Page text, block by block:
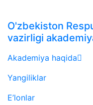
O'zbekiston
vazirligi
Akademiya haqida
Yangiliklar
E’lonlar